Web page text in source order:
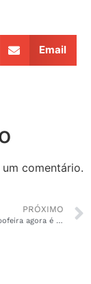
Email
comentário.
PRÓXIMO
Ex-rainha da Expofeira agora é destaque na gastronomia